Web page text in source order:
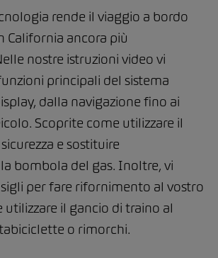
rende il viaggio a bordo
California ancora più
nostre istruzioni video vi
principali del sistema
dalla navigazione fino ai
Scoprite come utilizzare il
e sostituire
bombola del gas. Inoltre, vi
per fare rifornimento al vostro
utilizzare il gancio di traino al
o rimorchi.